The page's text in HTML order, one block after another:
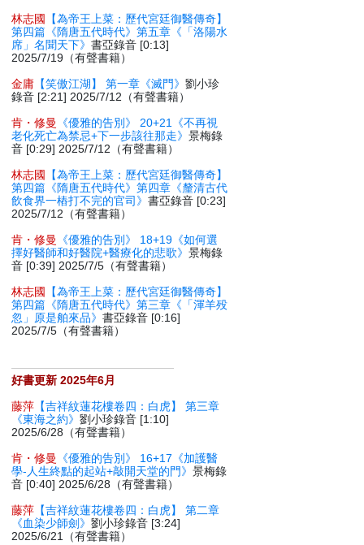
林志國
【為帝王上菜：歷代宮廷御醫傳奇】
第四篇《隋唐五代時代》第五章《「洛陽水
席」名聞天下》書亞錄音 [0:13]
2025/7/19（有聲書籍）
金庸 【笑傲江湖】 第一章《滅門》劉小珍
錄音 [2:21] 2025/7/12（有聲書籍）
肯・修曼
《優雅的告別》 20+21《不再視
老化死亡為禁忌+下一步該往那走》景梅錄
音 [0:29] 2025/7/12（有聲書籍）
林志國
【為帝王上菜：歷代宮廷御醫傳奇】
第四篇《隋唐五代時代》第四章《釐清古代
飲食界一樁打不完的官司》書亞錄音 [0:23]
2025/7/12（有聲書籍）
肯・修曼
《優雅的告別》 18+19《如何選
擇好醫師和好醫院+醫療化的悲歌》景梅錄
音 [0:39] 2025/7/5（有聲書籍）
林志國
【為帝王上菜：歷代宮廷御醫傳奇】
第四篇《隋唐五代時代》第三章《「渾羊殁
忽」原是舶來品》書亞錄音 [0:16]
2025/7/5（有聲書籍）
好書更新 2025年6月
藤萍 【吉祥紋蓮花樓卷四：白虎】 第三章
《東海之約》劉小珍錄音 [1:10]
2025/6/28（有聲書籍）
肯・修曼
《優雅的告別》 16+17《加護醫
學-人生終點的起站+敲開天堂的門》景梅錄
音 [0:40] 2025/6/28（有聲書籍）
藤萍 【吉祥紋蓮花樓卷四：白虎】 第二章
《血染少師劍》劉小珍錄音 [3:24]
2025/6/21（有聲書籍）